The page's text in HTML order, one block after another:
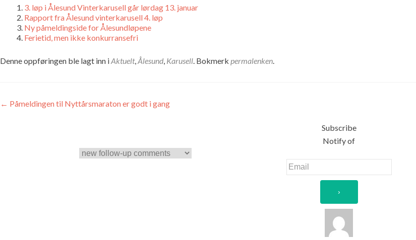
3. løp i Ålesund Vinterkarusell går lørdag 13. januar
Rapport fra Ålesund vinterkarusell 4. løp
Ny påmeldingside for Ålesundløpene
Ferietid, men ikke konkurransefri
Denne oppføringen ble lagt inn iAktuelt,Ålesund, Karusell. Bokmerk permalenken.
Innleggsnavigasjon
← Påmeldingen til Nyttårsmaraton er godt i gang
Subscribe
Notify of